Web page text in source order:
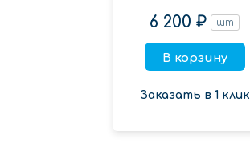
6 200 ₽ шт
В корзину
Заказать в 1 клик